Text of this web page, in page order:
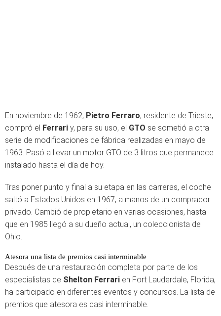
En noviembre de 1962, Pietro Ferraro, residente de Trieste,
compró el Ferrari y, para su uso, el GTO se sometió a otra
serie de modificaciones de fábrica realizadas en mayo de
1963. Pasó a llevar un motor GTO de 3 litros que permanece
instalado hasta el día de hoy.
Tras poner punto y final a su etapa en las carreras, el coche
saltó a Estados Unidos en 1967, a manos de un comprador
privado. Cambió de propietario en varias ocasiones, hasta
que en 1985 llegó a su dueño actual, un coleccionista de
Ohio.
Atesora una lista de premios casi interminable
Después de una restauración completa por parte de los
especialistas de Shelton Ferrari en Fort Lauderdale, Florida,
ha participado en diferentes eventos y concursos. La lista de
premios que atesora es casi interminable.